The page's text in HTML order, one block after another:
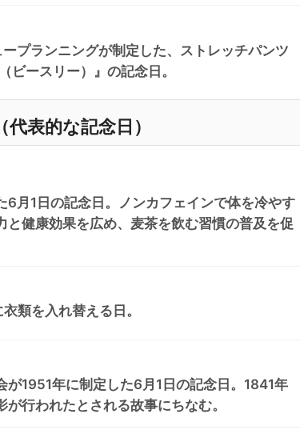
プランニングが制定した、ストレッチパンツ
ビースリー）』の記念日。
表的な記念日）
6月1日の記念日。ノンカフェインで体を冷やす
と健康効果を広め、麦茶を飲む習慣の普及を促
類を入れ替える日。
が1951年に制定した6月1日の記念日。1841年
行われたとされる故事にちなむ。